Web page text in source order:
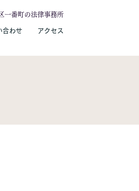
一番町の法律事務所
合わせ アクセス